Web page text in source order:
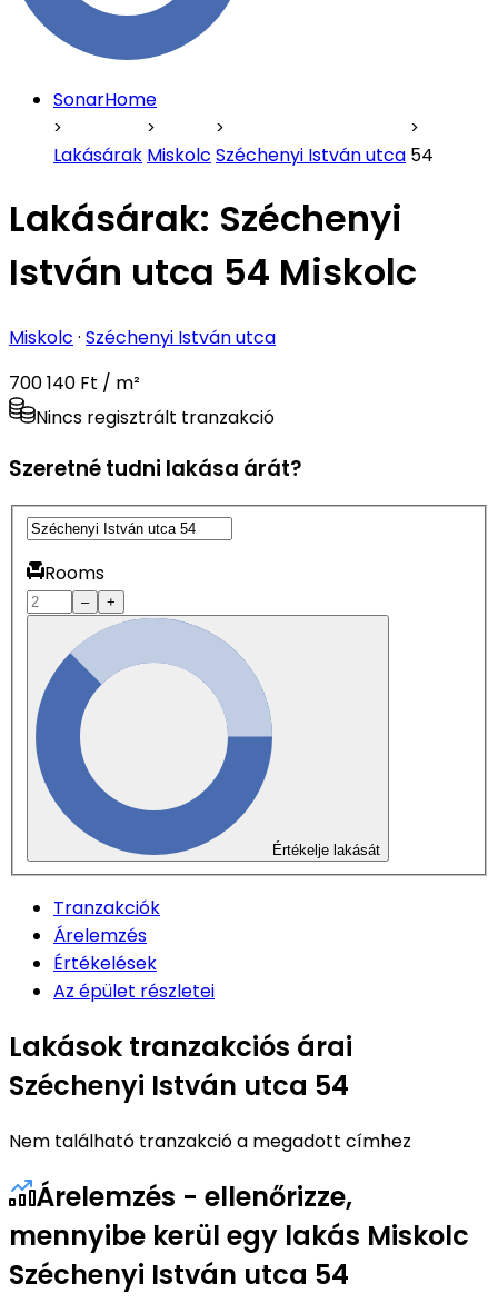
SonarHome
Lakásárak Miskolc Széchenyi István utca 54
Lakásárak: Széchenyi
István utca 54 Miskolc
Miskolc · Széchenyi István utca
700 140 Ft / m²
Nincs regisztrált tranzakció
Szeretné tudni lakása árát?
Rooms
– +
Értékelje lakását
Tranzakciók
Árelemzés
Értékelések
Az épület részletei
Lakások tranzakciós árai
Széchenyi István utca 54
Nem található tranzakció a megadott címhez
Árelemzés - ellenőrizze,
mennyibe kerül egy lakás Miskolc
Széchenyi István utca 54